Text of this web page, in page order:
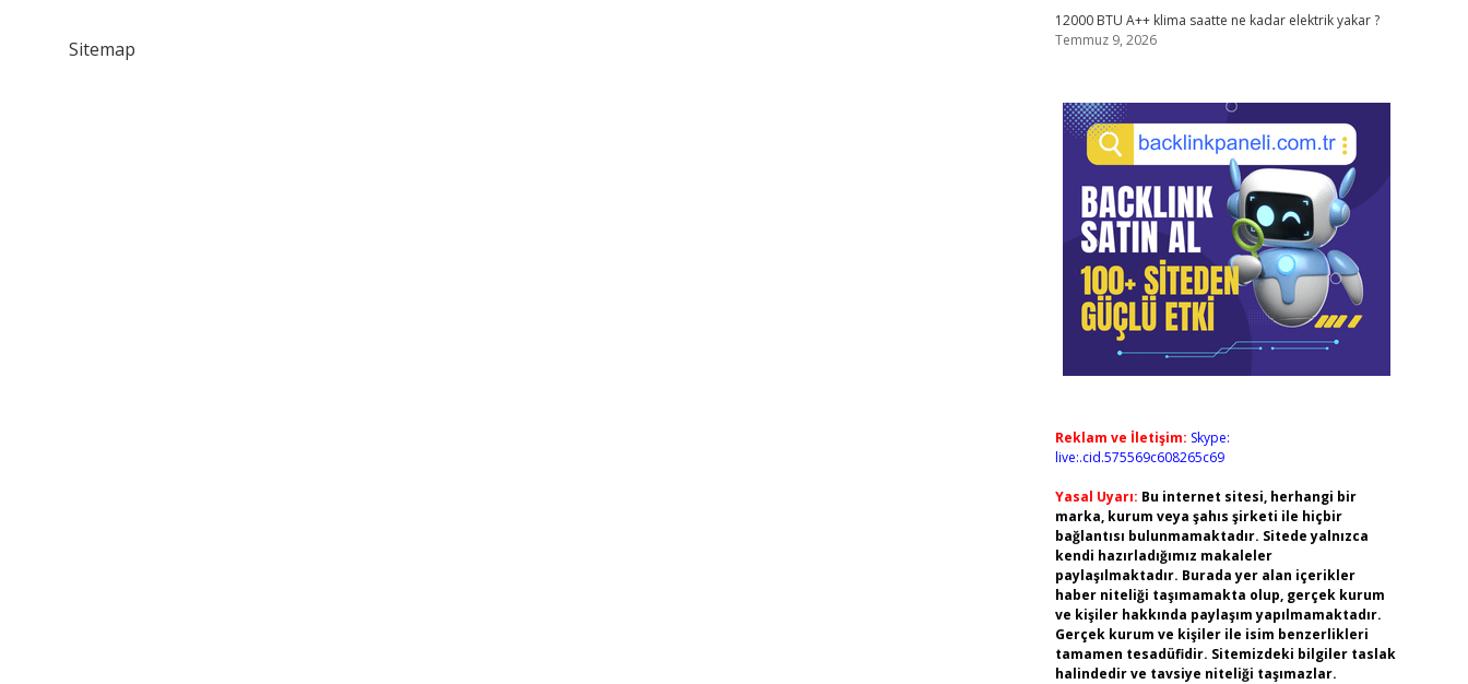
Sitemap
12000 BTU A++ klima saatte ne kadar elektrik yakar ?
Temmuz 9, 2026
Reklam ve İletişim: Skype:
live:.cid.575569c608265c69
Yasal Uyarı: Bu internet sitesi, herhangi bir
marka, kurum veya şahıs şirketi ile hiçbir
bağlantısı bulunmamaktadır. Sitede yalnızca
kendi hazırladığımız makaleler
paylaşılmaktadır. Burada yer alan içerikler
haber niteliği taşımamakta olup, gerçek kurum
ve kişiler hakkında paylaşım yapılmamaktadır.
Gerçek kurum ve kişiler ile isim benzerlikleri
tamamen tesadüfidir. Sitemizdeki bilgiler taslak
halindedir ve tavsiye niteliği taşımazlar.